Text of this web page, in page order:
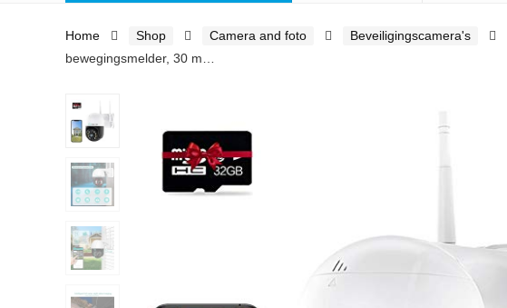
Home Shop Camera and foto Beveiligingscamera's
bewegingsmelder, 30 m…